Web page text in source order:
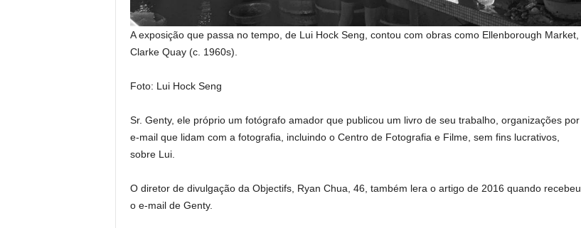
A exposição que passa no tempo, de Lui Hock Seng, contou com obras como Ellenborough Market,
Clarke Quay (c. 1960s).
Foto: Lui Hock Seng
Sr. Genty, ele próprio um fotógrafo amador que publicou um livro de seu trabalho, organizações por
e-mail que lidam com a fotografia, incluindo o Centro de Fotografia e Filme, sem fins lucrativos,
sobre Lui.
O diretor de divulgação da Objectifs, Ryan Chua, 46, também lera o artigo de 2016 quando recebeu
o e-mail de Genty.